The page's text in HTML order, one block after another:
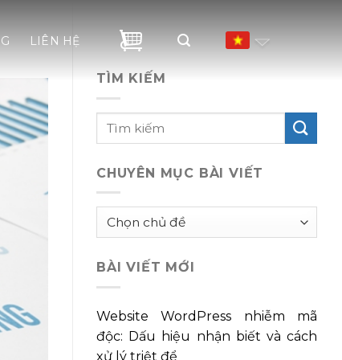
LIÊN HỆ
TÌM KIẾM
CHUYÊN MỤC BÀI VIẾT
Chuyên
viết
BÀI VIẾT MỚI
Website WordPress nhiễm mã
độc: Dấu hiệu nhận biết và cách
xử lý triệt để